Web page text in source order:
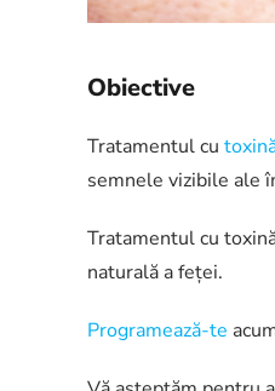
Obiective
Tratamentul cu
semnele vizibile ale
Tratamentul cu
naturală a feței.
Programează-te